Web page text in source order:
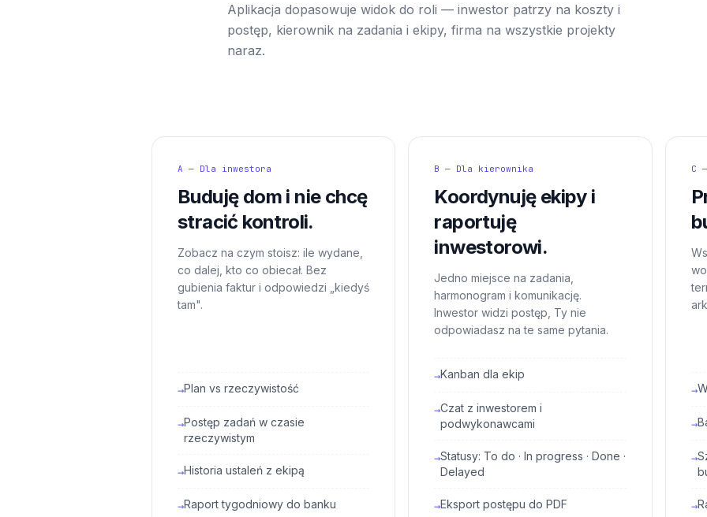
Aplikacja dopasowuje widok do roli — inwestor patrzy na koszty i
postęp, kierownik na zadania i ekipy, firma na wszystkie projekty
naraz.
A — Dla inwestora
Buduję dom i nie chcę
stracić kontroli.
Zobacz na czym stoisz: ile wydane,
co dalej, kto co obiecał. Bez
gubienia faktur i odpowiedzi „kiedyś
tam".
→Plan vs rzeczywistość
→Postęp zadań w czasie
rzeczywistym
→Historia ustaleń z ekipą
→Raport tygodniowy do banku
B — Dla kierownika
Koordynuję ekipy i
raportuję
inwestorowi.
Jedno miejsce na zadania,
harmonogram i komunikację.
Inwestor widzi postęp, Ty nie
odpowiadasz na te same pytania.
→Kanban dla ekip
→Czat z inwestorem i
podwykonawcami
→Statusy: To do · In progress · Done ·
Delayed
→Eksport postępu do PDF
C
→
→
→
→